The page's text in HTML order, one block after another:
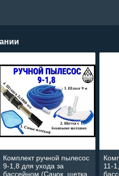
Комплект ручной пылесос
9-1,8 для ухода за
бассейном (Сачок, щетка,
11-